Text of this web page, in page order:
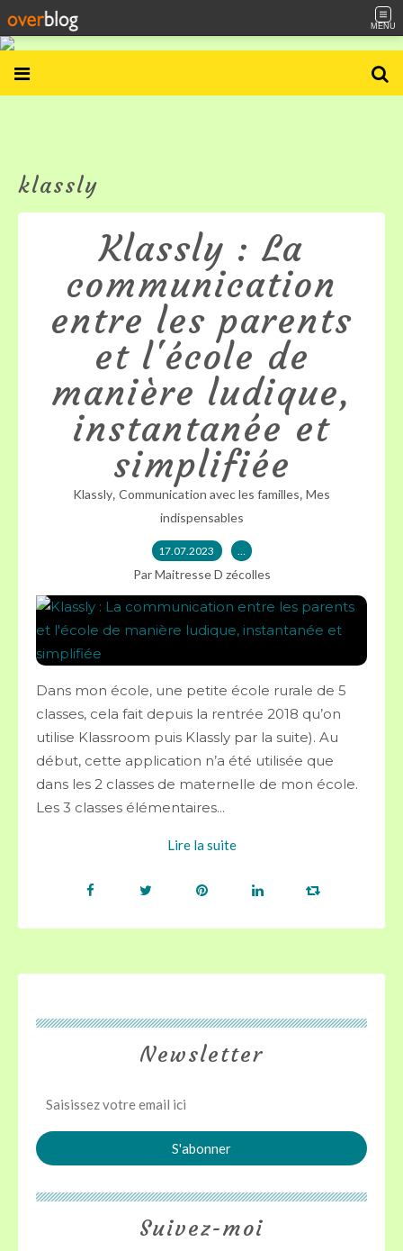
MENU
klassly
Klassly : La
communication
entre les parents
et l'école de
manière ludique,
instantanée et
simplifiée
Klassly, Communication avec les familles, Mes
indispensables
17.07.2023 …
Par Maitresse D zécolles
Dans mon école, une petite école rurale de 5
classes, cela fait depuis la rentrée 2018 qu’on
utilise Klassroom puis Klassly par la suite). Au
début, cette application n’a été utilisée que
dans les 2 classes de maternelle de mon école.
Les 3 classes élémentaires...
Lire la suite
Newsletter
Suivez-moi